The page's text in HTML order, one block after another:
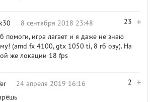
23
8 сентября 2018 23:48
помоги, игра лагает и я даже не знаю
(amd fx 4100, gtx 1050 ti, 8 гб озу). На
же локации 18 fps
2
24 апреля 2019 16:16